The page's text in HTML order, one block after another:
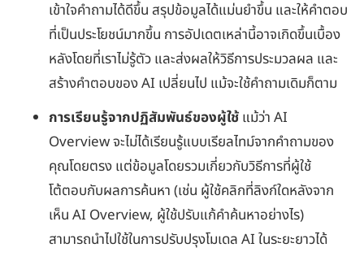
เข้าใจคำถามได้ดีขึ้น สรุปข้อมูลได้แม่นยำขึ้น และให้คำตอบ
ที่เป็นประโยชน์มากขึ้น การอัปเดตเหล่านี้อาจเกิดขึ้นเบื้อง
หลังโดยที่เราไม่รู้ตัว และส่งผลให้วิธีการประมวลผล และ
สร้างคำตอบของ AI เปลี่ยนไป แม้จะใช้คำถามเดิมก็ตาม
การเรียนรู้จากปฏิสัมพันธ์ของผู้ใช้แม้ว่า AI
Overview จะไม่ได้เรียนรู้แบบเรียลไทม์จากคำถามของ
คุณโดยตรง แต่ข้อมูลโดยรวมเกี่ยวกับวิธีการที่ผู้ใช้
โต้ตอบกับผลการค้นหา (เช่น ผู้ใช้คลิกที่ลิงก์ใดหลังจาก
เห็น AI Overview, ผู้ใช้ปรับแก้คำค้นหาอย่างไร)
สามารถนำไปใช้ในการปรับปรุงโมเดล AI ในระยะยาวได้